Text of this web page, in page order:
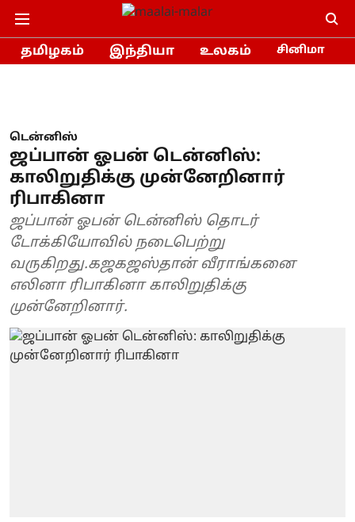
தமிழகம் இந்தியா உலகம் சினிமா
டென்னிஸ்
ஜப்பான் ஓபன் டென்னிஸ்:
காலிறுதிக்கு முன்னேறினார்
ரிபாகினா
ஜப்பான் ஓபன் டென்னிஸ் தொடர்
டோக்கியோவில் நடைபெற்று
வருகிறது.கஜகஜஸ்தான் வீராங்கனை
எலினா ரிபாகினா காலிறுதிக்கு
முன்னேறினார்.